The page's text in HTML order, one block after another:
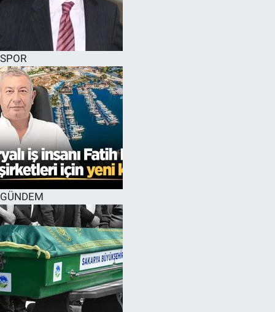
SPOR
GÜNDEM